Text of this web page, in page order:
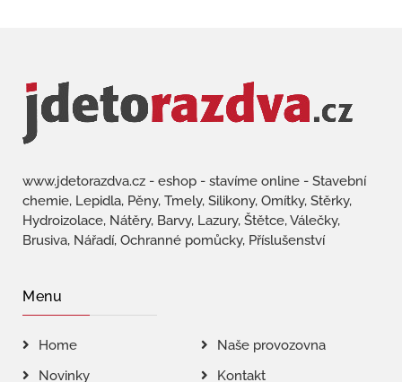
www.jdetorazdva.cz - eshop - stavíme online - Stavební
chemie, Lepidla, Pěny, Tmely, Silikony, Omítky, Stěrky,
Hydroizolace, Nátěry, Barvy, Lazury, Štětce, Válečky,
Brusiva, Nářadí, Ochranné pomůcky, Příslušenství
Menu
Home
Naše provozovna
Novinky
Kontakt